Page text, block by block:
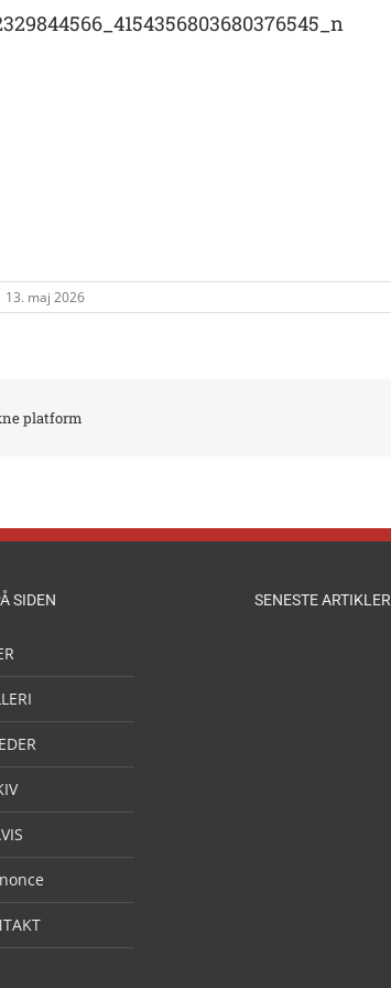
13. maj 2026
platform
SIDEN SENESTE ARTIKLER